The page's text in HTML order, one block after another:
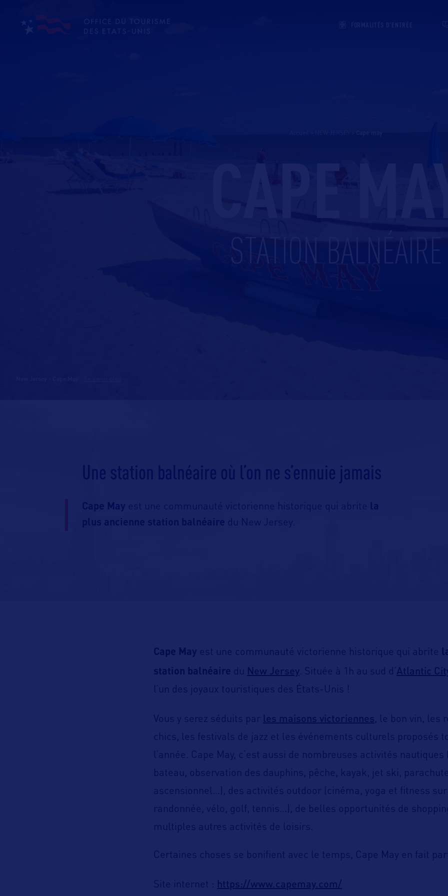
CAPE
STATION BALNÉAIRE
Une station balnéaire où l’on ne s’ennuie jamais
Cape May est une communauté victorienne historique qui abrite la
plus ancienne station balnéaire du New Jersey.
Cape May est une communauté victorienne historique qui abrite
station balnéaire du New Jersey. Située à 1h au sud d’ Atlantic
l’un des joyaux touristiques des États-Unis !
Vous y serez séduits par les maisons victoriennes, le bon vin, les
chics, les festivals de jazz et les événements culturels proposés
l’année. Cape May, c’est aussi de nombreuses activités nautiques
bateau, observation des dauphins, pêche, kayak, jet ski,
ascensionnel…), des activités outdoor (cinéma, yoga et fitness
randonnée, vélo, golf, tennis…), de belles opportunités de
multiples autres activités de loisirs.
Certaines choses se bonifient avec le temps, Cape May en fait
Site internet : https://www.capemay.com/